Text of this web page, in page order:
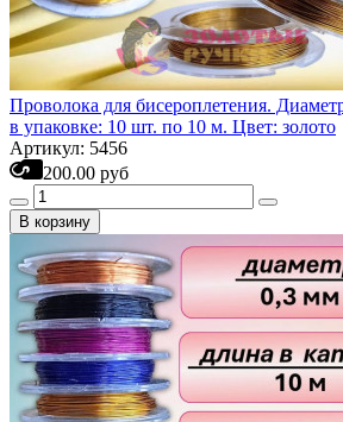
Проволока для бисероплетения.
в упаковке: 10 шт. по 10 м. Цвет: золото
Артикул: 5456
200.00 руб
В корзину